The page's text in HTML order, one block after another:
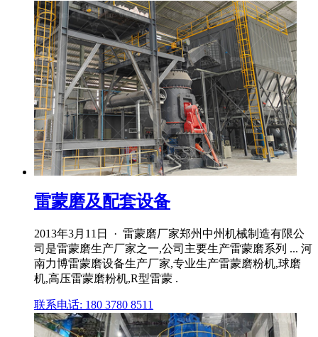
雷蒙磨及配套设备
2013年3月11日 · 雷蒙磨厂家郑州中州机械制造有限公
司是雷蒙磨生产厂家之一,公司主要生产雷蒙磨系列 ... 河
南力博雷蒙磨设备生产厂家,专业生产雷蒙磨粉机,球磨
机,高压雷蒙磨粉机,R型雷蒙 .
联系电话: 180 3780 8511